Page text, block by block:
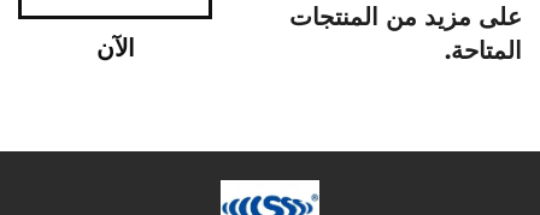
على مزيد من المنتجات
المتاحة.
الآن